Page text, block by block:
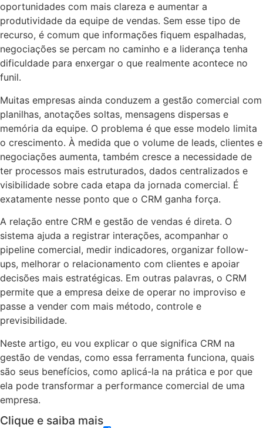
oportunidades com mais clareza e aumentar a
produtividade da equipe de vendas. Sem esse tipo de
recurso, é comum que informações fiquem espalhadas,
negociações se percam no caminho e a liderança tenha
dificuldade para enxergar o que realmente acontece no
funil.
Muitas empresas ainda conduzem a gestão comercial com
planilhas, anotações soltas, mensagens dispersas e
memória da equipe. O problema é que esse modelo limita
o crescimento. À medida que o volume de leads, clientes e
negociações aumenta, também cresce a necessidade de
ter processos mais estruturados, dados centralizados e
visibilidade sobre cada etapa da jornada comercial. É
exatamente nesse ponto que o CRM ganha força.
A relação entre CRM e gestão de vendas é direta. O
sistema ajuda a registrar interações, acompanhar o
pipeline comercial, medir indicadores, organizar follow-
ups, melhorar o relacionamento com clientes e apoiar
decisões mais estratégicas. Em outras palavras, o CRM
permite que a empresa deixe de operar no improviso e
passe a vender com mais método, controle e
previsibilidade.
Neste artigo, eu vou explicar o que significa CRM na
gestão de vendas, como essa ferramenta funciona, quais
são seus benefícios, como aplicá-la na prática e por que
ela pode transformar a performance comercial de uma
empresa.
Clique e saiba mais